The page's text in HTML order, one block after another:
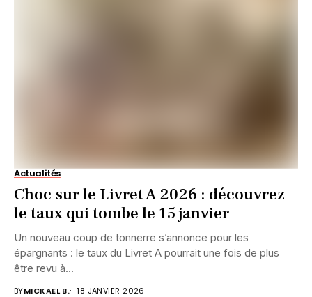
Actualités
Choc sur le Livret A 2026 : découvrez
le taux qui tombe le 15 janvier
Un nouveau coup de tonnerre s’annonce pour les
épargnants : le taux du Livret A pourrait une fois de plus
être revu à...
BYMICKAEL B. 18 JANVIER 2026